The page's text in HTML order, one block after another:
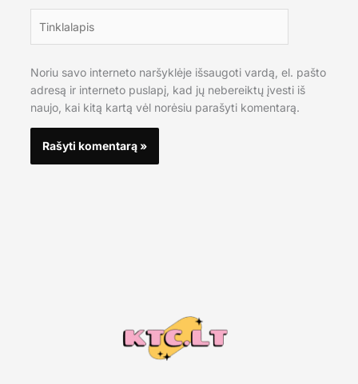
Noriu savo interneto naršyklėje išsaugoti vardą, el. pašto
adresą ir interneto puslapį, kad jų nebereiktų įvesti iš
naujo, kai kitą kartą vėl norėsiu parašyti komentarą.